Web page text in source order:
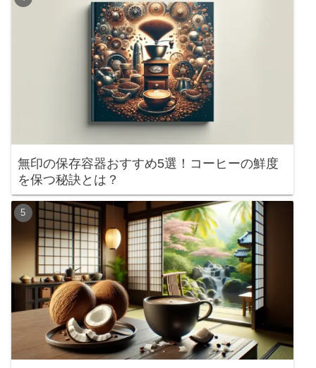
無印の保存容器おすすめ5選！コーヒーの鮮度
を保つ秘訣とは？